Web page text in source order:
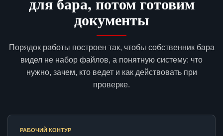
документы
Порядок работы построен так, чтобы собственник бара
видел не набор файлов, а понятную систему: что
нужно, зачем, кто ведет и как действовать при
проверке.
РАБОЧИЙ КОНТУР